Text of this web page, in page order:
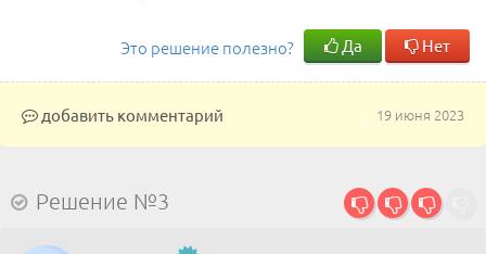
Это решение полезно? Да Нет
19 июня 2023
добавить комментарий
Решение №3